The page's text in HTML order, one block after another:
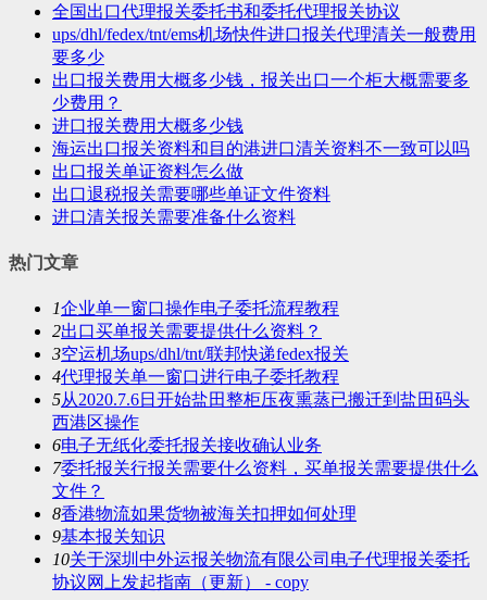
全国出口代理报关委托书和委托代理报关协议
ups/dhl/fedex/tnt/ems机场快件进口报关代理清关一般费用
要多少
出口报关费用大概多少钱，报关出口一个柜大概需要多
少费用？
进口报关费用大概多少钱
海运出口报关资料和目的港进口清关资料不一致可以吗
出口报关单证资料怎么做
出口退税报关需要哪些单证文件资料
进口清关报关需要准备什么资料
热门文章
1企业单一窗口操作电子委托流程教程
2出口买单报关需要提供什么资料？
3空运机场ups/dhl/tnt/联邦快递fedex报关
4代理报关单一窗口进行电子委托教程
5从2020.7.6日开始盐田整柜压夜熏蒸已搬迁到盐田码头
西港区操作
6电子无纸化委托报关接收确认业务
7委托报关行报关需要什么资料，买单报关需要提供什么
文件？
8香港物流如果货物被海关扣押如何处理
9基本报关知识
10关于深圳中外运报关物流有限公司电子代理报关委托
协议网上发起指南（更新） - copy